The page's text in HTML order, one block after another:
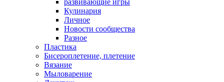
развивающие игры
Кулинария
Личное
Новости сообщества
Разное
Пластика
Бисероплетение, плетение
Вязание
Мыловарение